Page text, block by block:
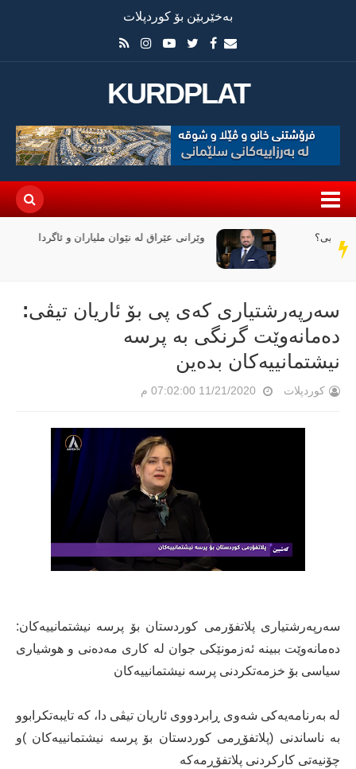
بەخێربێن بۆ کوردپلات
KURDPLAT
سەر
دێڕ
وێرانی عێراق لە نێوان ملیاران و ئاگردا
سەرپەرشتیاری كەی پی بۆ ئاریان تیڤی:
دەمانەوێت گرنگی بە پرسە
نیشتمانییەكان بدەین
کوردپلات 11/21/2020 07:02:00 م
سەرپەرشتیاری پلاتفۆرمی كوردستان بۆ پرسە نیشتمانییەكان:
دەمانەوێت ببینە ئەزمونێكی جوان لە كاری مەدەنی و هوشیاری
سیاسی بۆ خزمەتكردنی پرسە نیشتمانییەكان
لە بەرنامەیەكی شەوی ڕابردووی ئاریان تیڤی دا، كە تایبەتكرابوو
بە ناساندنی (پلاتفۆڕمی كوردستان بۆ پرسە نیشتمانییەكان )و
چۆنیەتی كاركردنی پلاتفۆڕمەكە